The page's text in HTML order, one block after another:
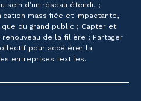
sein d’un réseau étendu ;
massifiée et impactante,
du grand public ; Capter et
de la filière ; Partager
pour accélérer la
entreprises textiles.